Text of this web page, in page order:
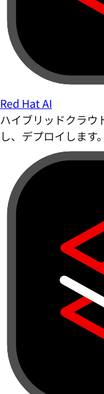
Red Hat AI
ハイブリッドクラウ
し、デプロイします。